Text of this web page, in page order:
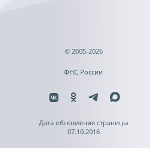
© 2005-2026
ФНС России
Дата обновления страницы
07.10.2016